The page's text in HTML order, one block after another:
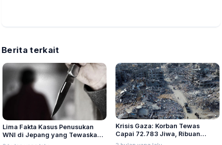
Berita terkait
Lima Fakta Kasus Penusukan
WNI di Jepang yang Tewaskan
Pekerja Migran Asal Indonesia
Krisis Gaza: Korban Tewas
Capai 72.783 Jiwa, Ribuan
Diduga Masih Tertimbun